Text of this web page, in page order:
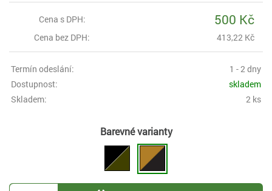
Cena s DPH: 500 Kč
Cena bez DPH: 413,22 Kč
Termín odeslání:
1 - 2 dny
Dostupnost:
skladem
Skladem:
2 ks
Barevné varianty